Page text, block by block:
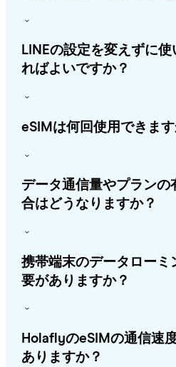
LINEの設定を変えずに
ればよいですか？
eSIMは何回使用できます
データ通信量やプランの
合はどうなりますか？
携帯端末のデータローミ
要がありますか？
HolaflyのeSIMの通信速
ありますか？